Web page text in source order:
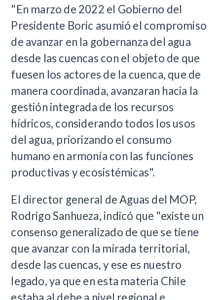
"En marzo de 2022 el Gobierno del
Presidente Boric asumió el compromiso
de avanzar en la gobernanza del agua
desde las cuencas con el objeto de que
fuesen los actores de la cuenca, que de
manera coordinada, avanzaran hacia la
gestión integrada de los recursos
hídricos, considerando todos los usos
del agua, priorizando el consumo
humano en armonía con las funciones
productivas y ecosistémicas".
El director general de Aguas del MOP,
Rodrigo Sanhueza, indicó que "existe un
consenso generalizado de que se tiene
que avanzar con la mirada territorial,
desde las cuencas, y ese es nuestro
legado, ya que en esta materia Chile
estaba al debe a nivel regional e